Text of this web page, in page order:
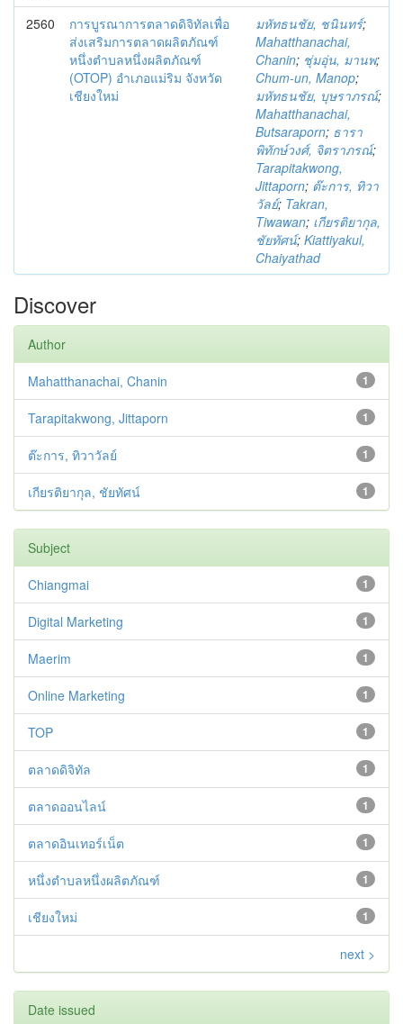
2560
การบูรณาการตลาดดิจิทัลเพื่อ
ส่งเสริมการตลาดผลิตภัณฑ์
หนึ่งตำบลหนึ่งผลิตภัณฑ์
(OTOP) อำเภอแม่ริม จังหวัด
เชียงใหม่
มหัทธนชัย, ชนินทร์;
Mahatthanachai,
Chanin; ชุ่มอุ่น, มานพ;
Chum-un, Manop;
มหัทธนชัย, บุษราภรณ์;
Mahatthanachai,
Butsaraporn; ธารา
พิทักษ์วงศ์, จิตราภรณ์;
Tarapitakwong,
Jittaporn; ต๊ะการ, ทิวา
วัลย์; Takran,
Tiwawan; เกียรติยากุล,
ชัยทัศน์; Kiattiyakul,
Chaiyathad
Discover
Author
1
Mahatthanachai, Chanin
1
Tarapitakwong, Jittaporn
1
ต๊ะการ, ทิวาวัลย์
1
เกียรติยากุล, ชัยทัศน์
Subject
1
Chiangmai
1
Digital Marketing
1
Maerim
1
Online Marketing
1
TOP
1
ตลาดดิจิทัล
1
ตลาดออนไลน์
1
ตลาดอินเทอร์เน็ต
1
หนึ่งตำบลหนึ่งผลิตภัณฑ์
1
เชียงใหม่
next >
Date issued